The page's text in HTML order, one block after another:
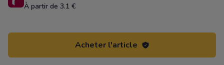
À partir de 3.1 €
Acheter l'article